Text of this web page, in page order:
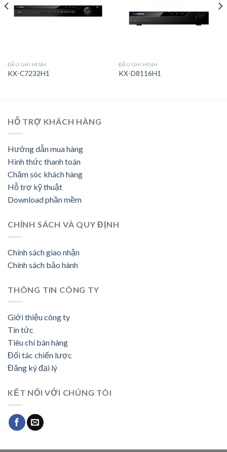
ĐẦU GHI HÌNH
KX-C7232H1
ĐẦU GHI HÌNH
KX-D8116H1
HỖ TRỢ KHÁCH HÀNG
Hướng dẫn mua hàng
Hình thức thanh toán
Chăm sóc khách hàng
Hỗ trợ kỹ thuật
Download phần mềm
CHÍNH SÁCH VÀ QUY ĐỊNH
Chính sách giao nhận
Chính sách bảo hành
THÔNG TIN CÔNG TY
Giới thiệu công ty
Tin tức
Tiêu chí bán hàng
Đối tác chiến lược
Đăng ký đại lý
KẾT NỐI VỚI CHÚNG TÔI